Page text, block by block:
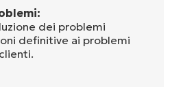
dei problemi
definitive ai problemi